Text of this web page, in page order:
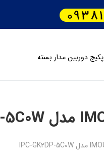
پکیج دوربین مدار بسته